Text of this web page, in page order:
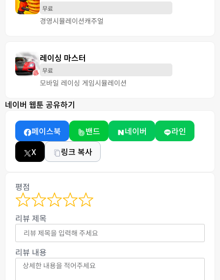
무료
경영시뮬레이션캐주얼
레이싱 마스터
무료
모바일 레이싱 게임시뮬레이션
네이버 웹툰 공유하기
페이스북 밴드 네이버
라인
X
링크 복사
평점
리뷰 제목
리뷰 내용